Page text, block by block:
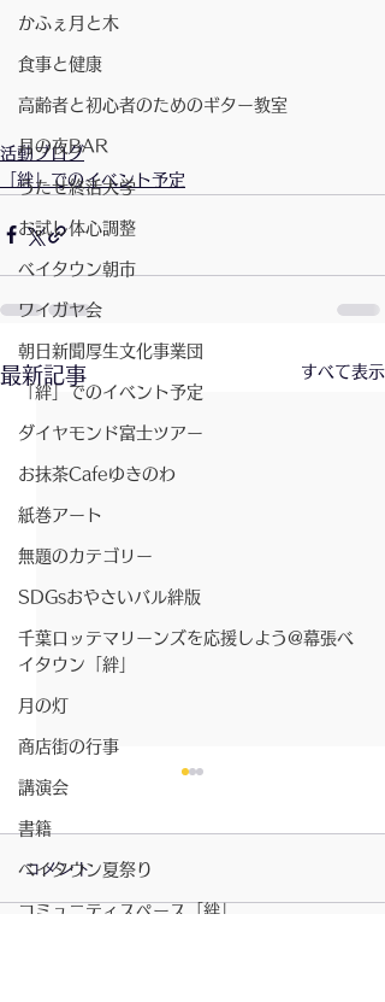
かふぇ月と木
食事と健康
高齢者と初心者のためのギター教室
月の夜BAR
うたせ終活大学
お試し体心調整
ベイタウン朝市
ワイガヤ会
朝日新聞厚生文化事業団
「絆」でのイベント予定
ダイヤモンド富士ツアー
お抹茶Cafeゆきのわ
紙巻アート
無題のカテゴリー
SDGsおやさいバル絆版
千葉ロッテマリーンズを応援しよう@幕張ベ
イタウン「絆」
月の灯
商店街の行事
講演会
書籍
ベイタウン夏祭り
コミュニティスペース「絆」
活動ブログ
「絆」でのイベント予定
最新記事 すべて表示
コメント